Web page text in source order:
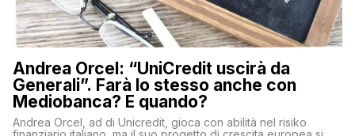
Andrea Orcel: “UniCredit uscirà da
Generali”. Farà lo stesso anche con
Mediobanca? E quando?
Andrea Orcel, ad di Unicredit, gioca con abilità nel risiko